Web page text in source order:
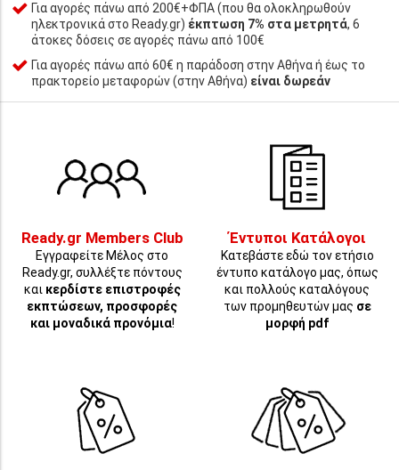
Για αγορές πάνω από 200€+ΦΠΑ (που θα ολοκληρωθούν
ηλεκτρονικά στο Ready.gr) έκπτωση 7% στα μετρητά, 6
άτοκες δόσεις σε αγορές πάνω από 100€
Για αγορές πάνω από 60€ η παράδοση στην Αθήνα ή έως το
πρακτορείο μεταφορών (στην Αθήνα) είναι δωρεάν
Ready.gr Members Club
Εγγραφείτε Μέλος στο
Ready.gr, συλλέξτε πόντους
και κερδίστε επιστροφές
εκπτώσεων, προσφορές
και μοναδικά προνόμια!
Έντυποι Κατάλογοι
Κατεβάστε εδώ τον ετήσιο
έντυπο κατάλογο μας, όπως
και πολλούς καταλόγους
των προμηθευτών μας σε
μορφή pdf